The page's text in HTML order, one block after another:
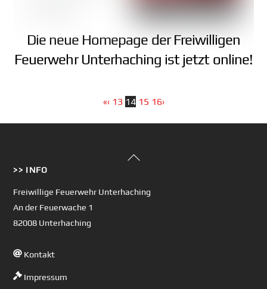
Die neue Homepage der Freiwilligen
Feuerwehr Unterhaching ist jetzt online!
«‹ 13 14 15 16›
Back
>> INFO
Freiwillige Feuerwehr Unterhaching
An der Feuerwache 1
82008 Unterhaching
Kontakt
Impressum